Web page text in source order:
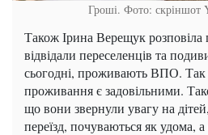
Гроші. Фото: скріншот
Також Ірина Верещук
відвідали переселенців та
сьогодні, проживають ВПО. Так
проживання є задовільними.
що вони звернули увагу на
переїзд, почуваються як удома,